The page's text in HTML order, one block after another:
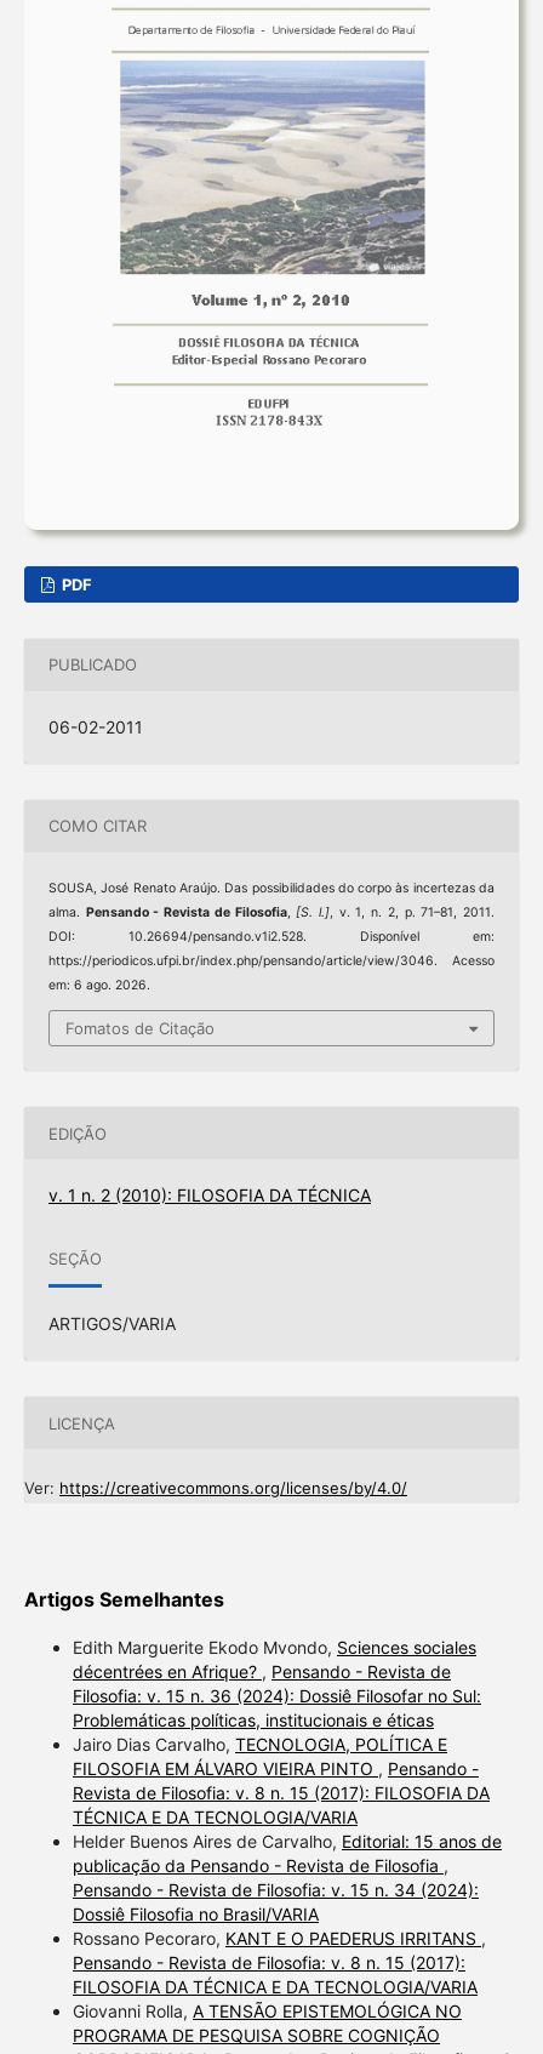
PDF
PUBLICADO
06-02-2011
COMO CITAR
SOUSA, José Renato Araújo. Das possibilidades do corpo às incertezas da
alma. Pensando - Revista de Filosofia,[S. l.], v. 1, n. 2, p. 71–81, 2011.
DOI: 10.26694/pensando.v1i2.528. Disponível em:
https://periodicos.ufpi.br/index.php/pensando/article/view/3046. Acesso
em: 6 ago. 2026.
Fomatos de Citação
EDIÇÃO
v. 1 n. 2 (2010): FILOSOFIA DA TÉCNICA
SEÇÃO
ARTIGOS/VARIA
LICENÇA
Ver: https://creativecommons.org/licenses/by/4.0/
Artigos Semelhantes
Edith Marguerite Ekodo Mvondo, Sciences sociales
décentrées en Afrique? , Pensando - Revista de
Filosofia: v. 15 n. 36 (2024): Dossiê Filosofar no Sul:
Problemáticas políticas, institucionais e éticas
Jairo Dias Carvalho, TECNOLOGIA, POLÍTICA E
FILOSOFIA EM ÁLVARO VIEIRA PINTO , Pensando -
Revista de Filosofia: v. 8 n. 15 (2017): FILOSOFIA DA
TÉCNICA E DA TECNOLOGIA/VARIA
Helder Buenos Aires de Carvalho, Editorial: 15 anos de
publicação da Pensando - Revista de Filosofia ,
Pensando - Revista de Filosofia: v. 15 n. 34 (2024):
Dossiê Filosofia no Brasil/VARIA
Rossano Pecoraro, KANT E O PAEDERUS IRRITANS ,
Pensando - Revista de Filosofia: v. 8 n. 15 (2017):
FILOSOFIA DA TÉCNICA E DA TECNOLOGIA/VARIA
Giovanni Rolla, A TENSÃO EPISTEMOLÓGICA NO
PROGRAMA DE PESQUISA SOBRE COGNIÇÃO